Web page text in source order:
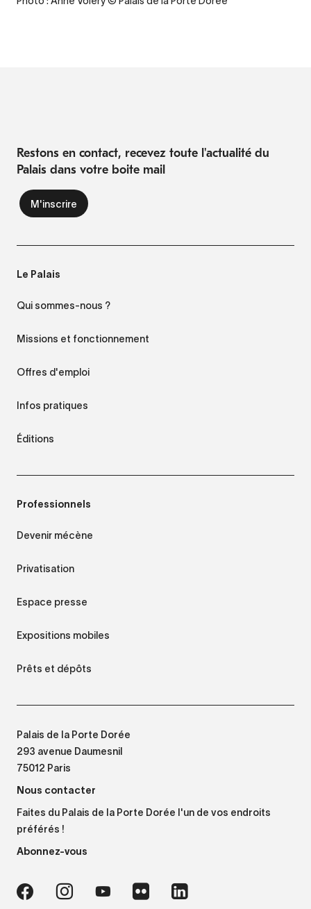
Restons en contact, recevez toute l'actualité du
Palais dans votre boite mail
Le Palais
Qui sommes-nous ?
Missions et fonctionnement
Offres d'emploi
Infos pratiques
Éditions
Professionnels
Devenir mécène
Privatisation
Espace presse
Expositions mobiles
Prêts et dépôts
Palais de la Porte Dorée
293 avenue Daumesnil
75012 Paris
Nous contacter
Faites du Palais de la Porte Dorée l'un de vos endroits
préférés !
Abonnez-vous